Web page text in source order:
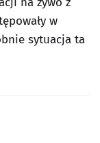
w
sytuacja ta